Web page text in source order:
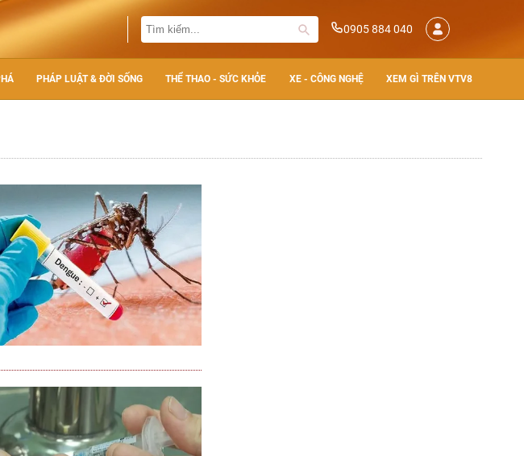
0905 884 040
PHÁP LUẬT & ĐỜI SỐNG THỂ THAO - SỨC KHỎE XE - CÔNG NGHỆ XEM GÌ TRÊN VTV8